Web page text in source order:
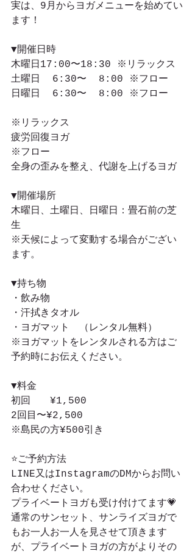
実は、9月からヨガメニューを始めてい
ます！
▼開催日時
木曜日17:00〜18:30 ※リラックス
土曜日  6:30〜  8:00 ※フロー
日曜日  6:30〜  8:00 ※フロー
※リラックス
疲労回復ヨガ
※フロー
全身の歪みを整え、代謝を上げるヨガ
▼開催場所
木曜日、土曜日、日曜日：畳石前の芝
生
※天候によって変動する場合がござい
ます。
▼持ち物
・飲み物
・汗拭きタオル
・ヨガマット　（レンタル無料）
※ヨガマットをレンタルされる方はご
予約時にお伝えください。
▼料金
初回　　¥1,500
2回目〜¥2,500
※島民の方¥500引き
⭐️ご予約方法
LINE又はInstagramのDMからお問い
合わせください。
プライベートヨガも受け付けてます💗
通常のサンセット、サンライズヨガで
もお一人お一人を見させて頂きます
が、プライベートヨガの方がよりその